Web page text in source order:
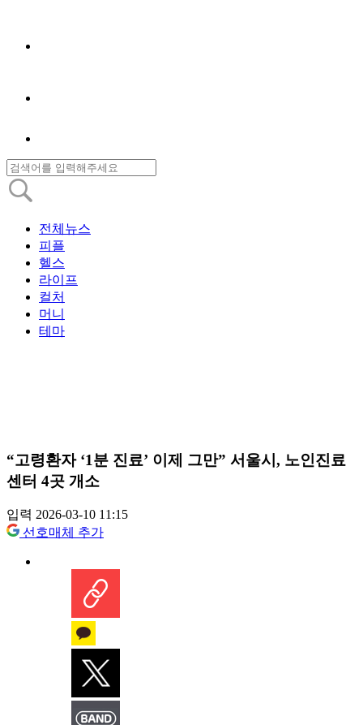
전체뉴스
피플
헬스
라이프
컬처
머니
테마
“고령환자 ‘1분 진료’ 이제 그만” 서울시, 노인진료
센터 4곳 개소
입력 2026-03-10 11:15
선호매체 추가